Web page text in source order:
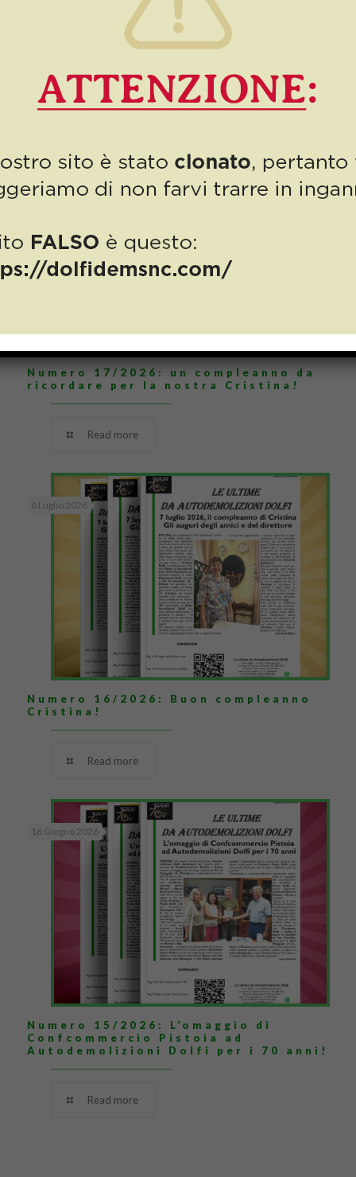
13 Luglio 2026
Numero 17/2026: un compleanno da
ricordare per la nostra Cristina!
Read more
6 Luglio 2026
Numero 16/2026: Buon compleanno
Cristina!
Read more
16 Giugno 2026
Numero 15/2026: L’omaggio di
Confcommercio Pistoia ad
Autodemolizioni Dolfi per i 70 anni!
Read more